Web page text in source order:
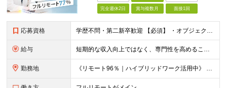
完全週休2日 賞与複数月 面接1回
応募資格 学歴不問・第二新卒歓迎 【必須】 ・オブジェクト指向言語での開発経験 └ Java / Python / Swift / Kotlin / JavaScript / TypeScript / PH
給与 短期的な収入向上ではなく、専門性を高めることで、 《長期的に収入を伸ばしていくキャリア形成》を重視しています。 【想定年収・月給】 □ 想定年収：350万円〜1,000万円 □ 月給：25万円〜75
勤務地 《リモート96％｜ハイブリッドワーク活用中》 基本はリモートワークのため、全国どこからでも勤務が可能です。 本社は高知県ですが、東京・全国各地のメンバーが活躍しています。 希望の勤務地・働き方はお気軽